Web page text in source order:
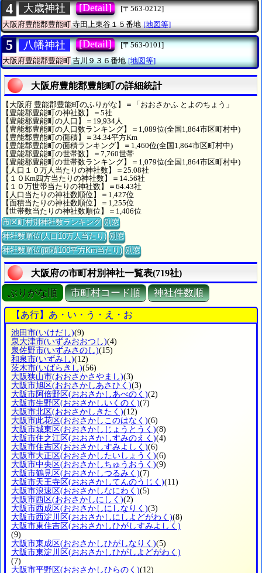
4 大歳神社 [Detail]
[〒563-0212]
大阪府豊能郡豊能町 寺田上東谷１５番地 [地図等]
5 八幡神社 [Detail]
[〒563-0101]
大阪府豊能郡豊能町吉川９３６番地 [地図等]
大阪府豊能郡豊能町の詳細統計
【大阪府 豊能郡豊能町のふりがな】＝「おおさかふ とよのちょう」
【豊能郡豊能町の神社数】＝5社
【豊能郡豊能町の人口】＝19,934人
【豊能郡豊能町の人口数ランキング】＝1,089位(全国1,864市区町村中)
【豊能郡豊能町の面積】＝34.34平方Km
【豊能郡豊能町の面積ランキング】＝1,460位(全国1,864市区町村中)
【豊能郡豊能町の世帯数】＝7,760世帯
【豊能郡豊能町の世帯数ランキング】＝1,079位(全国1,864市区町村中)
【人口１０万人当たりの神社数】＝25.08社
【１０Km四方当たりの神社数】＝14.56社
【１０万世帯当たりの神社数】＝64.43社
【人口当たりの神社数順位】＝1,427位
【面積当たりの神社数順位】＝1,255位
【世帯数当たりの神社数順位】＝1,406位
市区町村別神社数ランキング 別窓
神社数順位(人口10万人当たり) 別窓
神社数順位(面積100平方Km当たり) 別窓
大阪府の市町村別神社一覧表(719社)
ぶりがな順 市町村コード順 神社件数順
【あ行】あ・い・う・え・お
池田市(いけだし)(9)
泉大津市(いずみおおつし)(4)
泉佐野市(いずみさのし)(15)
和泉市(いずみし)(12)
茨木市(いばらきし)(56)
大阪狭山市(おおさかさやまし)(3)
大阪市旭区(おおさかしあさひく)(3)
大阪市阿倍野区(おおさかしあべのく)(2)
大阪市生野区(おおさかしいくのく)(7)
大阪市北区(おおさかしきたく)(12)
大阪市此花区(おおさかしこのはなく)(6)
大阪市城東区(おおさかしじょうとうく)(8)
大阪市住之江区(おおさかしすみのえく)(4)
大阪市住吉区(おおさかしすみよしく)(6)
大阪市大正区(おおさかしたいしょうく)(6)
大阪市中央区(おおさかしちゅうおうく)(9)
大阪市鶴見区(おおさかしつるみく)(7)
大阪市天王寺区(おおさかしてんのうじく)(11)
大阪市浪速区(おおさかしなにわく)(5)
大阪市西区(おおさかしにしく)(2)
大阪市西成区(おおさかしにしなりく)(3)
大阪市西淀川区(おおさかしにしよどがわく)(8)
大阪市東住吉区(おおさかしひがしすみよしく)
(9)
大阪市東成区(おおさかしひがしなりく)(5)
大阪市東淀川区(おおさかしひがしよどがわく)
(7)
大阪市平野区(おおさかしひらのく)(12)